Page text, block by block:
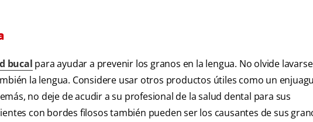
bucal para ayudar a prevenir los granos en la lengua. No olvide
la lengua. Considere usar otros productos útiles como un
no deje de acudir a su profesional de la salud dental para sus
con bordes filosos también pueden ser los causantes de sus